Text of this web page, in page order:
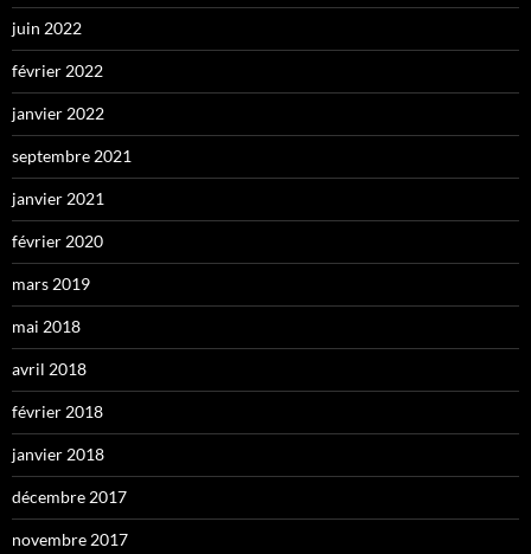
juin 2022
février 2022
janvier 2022
septembre 2021
janvier 2021
février 2020
mars 2019
mai 2018
avril 2018
février 2018
janvier 2018
décembre 2017
novembre 2017